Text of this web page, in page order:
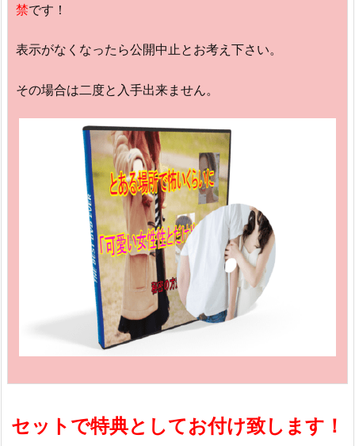
禁です！
表示がなくなったら公開中止とお考え下さい。
その場合は二度と入手出来ません。
セットで特典としてお付け致します！